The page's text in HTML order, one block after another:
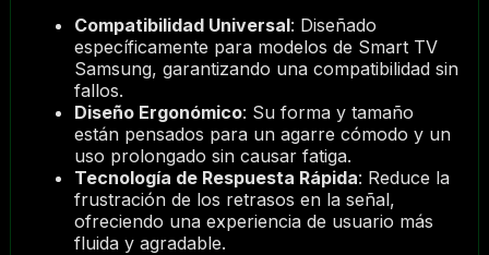
Compatibilidad Universal: Diseñado
específicamente para modelos de Smart TV
Samsung, garantizando una compatibilidad sin
fallos.
Diseño Ergonómico: Su forma y tamaño
están pensados para un agarre cómodo y un
uso prolongado sin causar fatiga.
Tecnología de Respuesta Rápida: Reduce la
frustración de los retrasos en la señal,
ofreciendo una experiencia de usuario más
fluida y agradable.